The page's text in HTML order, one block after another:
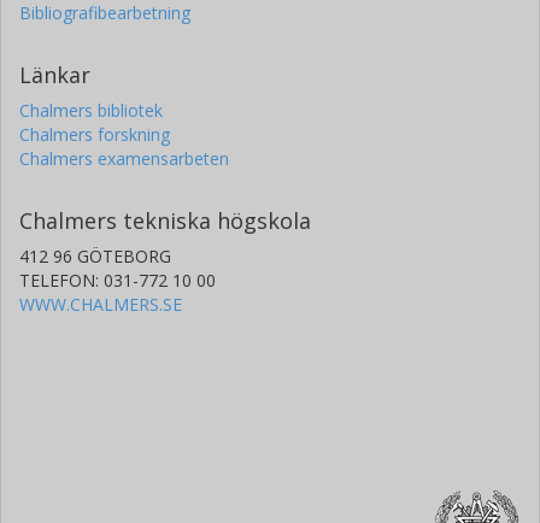
Bibliografibearbetning
Länkar
Chalmers bibliotek
Chalmers forskning
Chalmers examensarbeten
Chalmers tekniska högskola
412 96 GÖTEBORG
TELEFON: 031-772 10 00
WWW.CHALMERS.SE